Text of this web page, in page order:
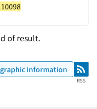
of result.
information RSS
RSS